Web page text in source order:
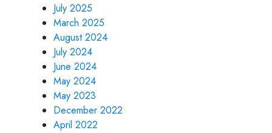
July 2025
March 2025
August 2024
July 2024
June 2024
May 2024
May 2023
December 2022
April 2022